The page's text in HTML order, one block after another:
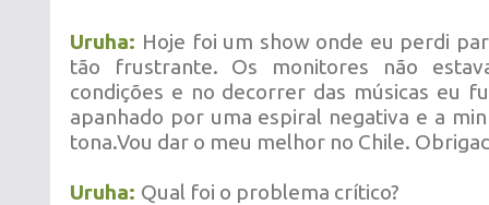
Uruha: Hoje foi um show onde eu perdi
tão frustrante. Os monitores não
condições e no decorrer das músicas eu
apanhado por uma espiral negativa e a
tona.Vou dar o meu melhor no Chile.
Uruha: Qual foi o problema crítico?